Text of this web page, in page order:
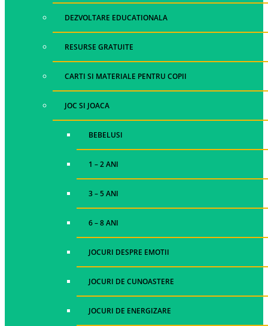
DEZVOLTARE EDUCATIONALA
RESURSE GRATUITE
CARTI SI MATERIALE PENTRU COPII
JOC SI JOACA
BEBELUSI
1 – 2 ANI
3 – 5 ANI
6 – 8 ANI
JOCURI DESPRE EMOTII
JOCURI DE CUNOASTERE
JOCURI DE ENERGIZARE